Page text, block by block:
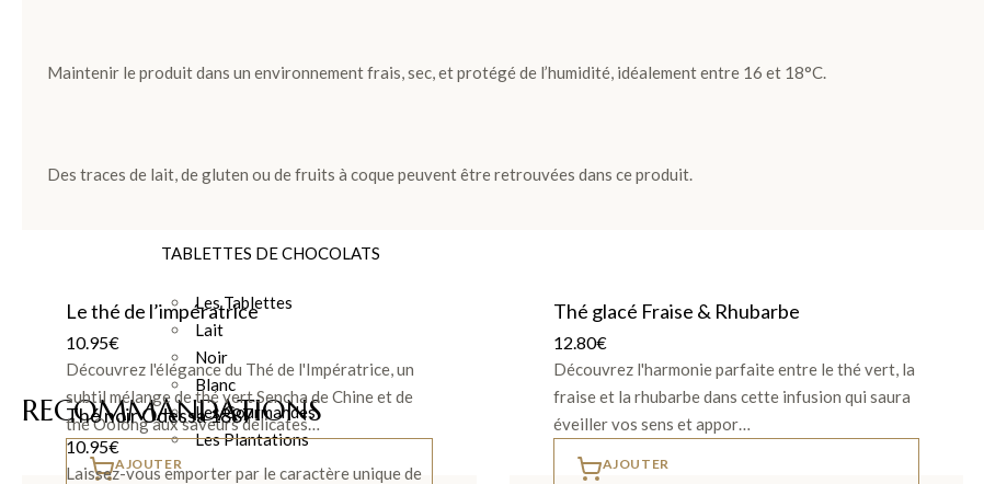
TABLETTES DE CHOCOLATS
Les Tablettes
Lait
Noir
Blanc
Les Gourmandes
Les Plantations
Maintenir le produit dans un environnement frais, sec, et protégé de l’humidité, idéalement entre 16 et 18°C.
Des traces de lait, de gluten ou de fruits à coque peuvent être retrouvées dans ce produit.
RECOMMANDATIONS
Le thé de l’impératrice
10.95€
Découvrez l'élégance du Thé de l'Impératrice, un
subtil mélange de thé vert Sencha de Chine et de
thé Oolong aux saveurs délicates…
AJOUTER
Thé glacé Fraise & Rhubarbe
12.80€
Découvrez l'harmonie parfaite entre le thé vert, la
fraise et la rhubarbe dans cette infusion qui saura
éveiller vos sens et appor…
AJOUTER
Thé noir Odessa 1887
10.95€
Laissez-vous emporter par le caractère unique de